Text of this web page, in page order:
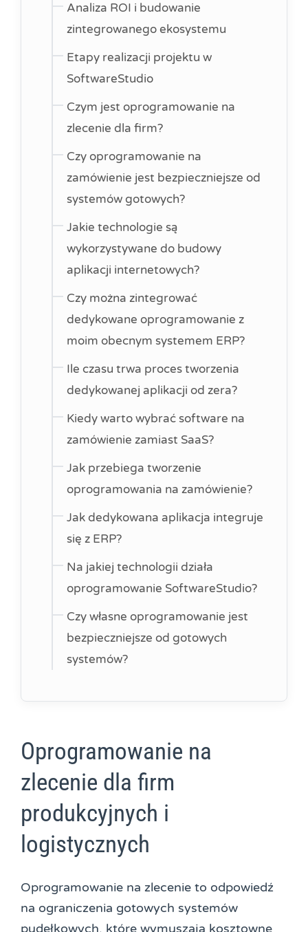
Analiza ROI i budowanie
zintegrowanego ekosystemu
Etapy realizacji projektu w
SoftwareStudio
Czym jest oprogramowanie na
zlecenie dla firm?
Czy oprogramowanie na
zamówienie jest bezpieczniejsze od
systemów gotowych?
Jakie technologie są
wykorzystywane do budowy
aplikacji internetowych?
Czy można zintegrować
dedykowane oprogramowanie z
moim obecnym systemem ERP?
Ile czasu trwa proces tworzenia
dedykowanej aplikacji od zera?
Kiedy warto wybrać software na
zamówienie zamiast SaaS?
Jak przebiega tworzenie
oprogramowania na zamówienie?
Jak dedykowana aplikacja integruje
się z ERP?
Na jakiej technologii działa
oprogramowanie SoftwareStudio?
Czy własne oprogramowanie jest
bezpieczniejsze od gotowych
systemów?
Oprogramowanie na
zlecenie dla firm
produkcyjnych i
logistycznych
Oprogramowanie na zlecenie to odpowiedź
na ograniczenia gotowych systemów
pudełkowych, które wymuszają kosztowne